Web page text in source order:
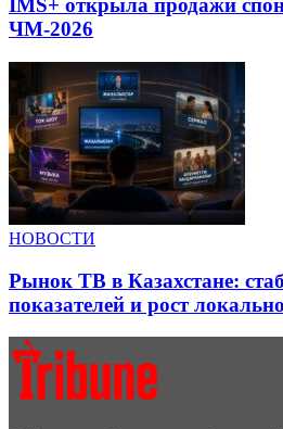
IMS+ открыла продажи
ЧМ-2026
НОВОСТИ
Рынок ТВ в Казахстане:
показателей и рост